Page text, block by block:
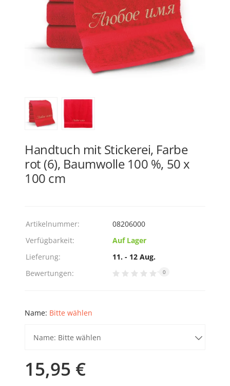
Handtuch mit Stickerei, Farbe
rot (6), Baumwolle 100 %, 50 x
100 cm
Artikelnummer:
08206000
Verfügbarkeit:
Auf Lager
Lieferung:
11. - 12 Aug.
Bewertungen:
0
Name: Bitte wählen
Name: Bitte wählen
15,95 €